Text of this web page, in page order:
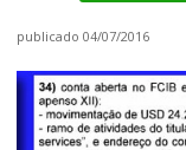
publicado 04/07/2016